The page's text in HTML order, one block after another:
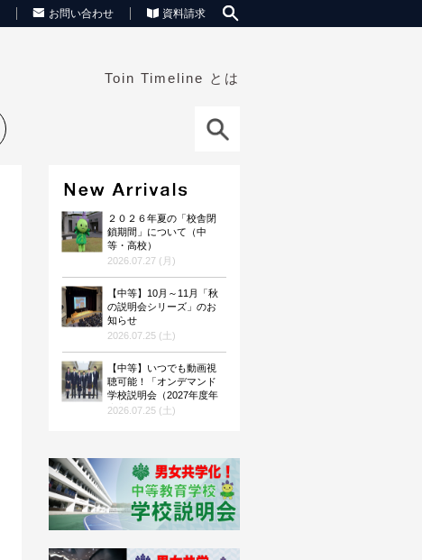
お問い合わせ 資料請求
Toin Timeline とは
２０２６年夏の「校舎閉
鎖期間」について（中
等・高校）
2026.07.27 (月)
【中等】10月～11月「秋
の説明会シリーズ」のお
知らせ
2026.07.25 (土)
【中等】いつでも動画視
聴可能！「オンデマンド
学校説明会（2027年度年
度入試向け）」を公開！
2026.07.25 (土)